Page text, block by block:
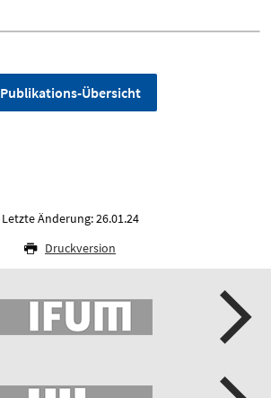
Publikations-Übersicht
Letzte Änderung: 26.01.24
Druckversion